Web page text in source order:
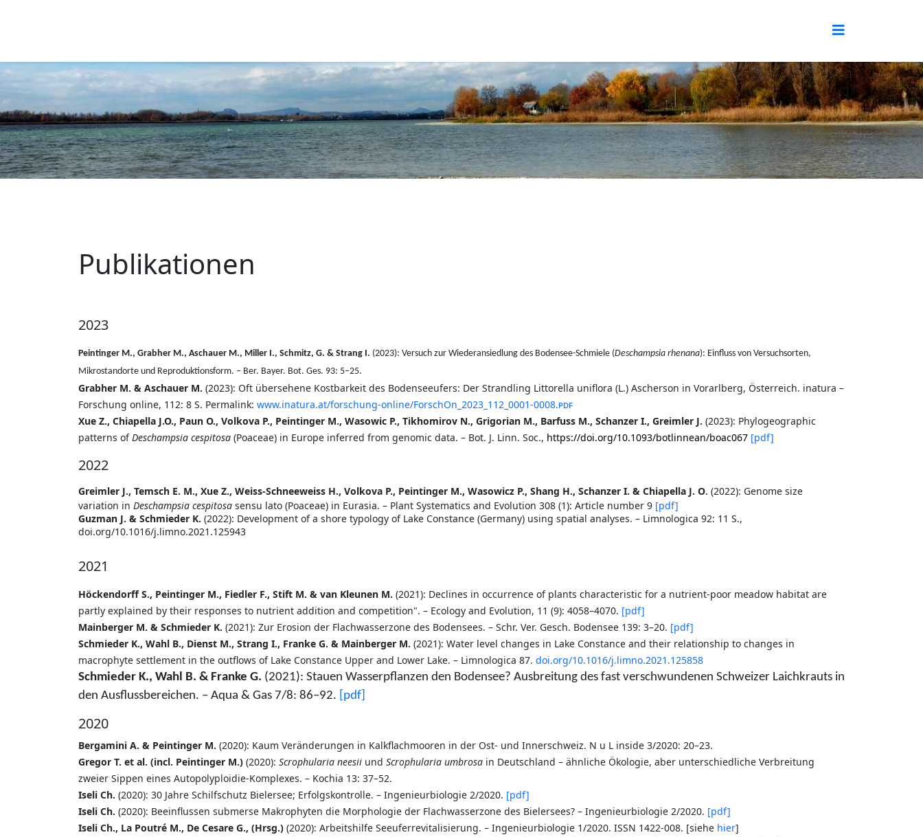
Publikationen
2023
Peintinger M., Grabher M., Aschauer M., Miller I., Schmitz, G. & Strang I. (2023): Versuch zur Wiederansiedlung des Bodensee-Schmiele (Deschampsia rhenana): Einfluss von Versuchsorten,
Mikrostandorte und Reproduktionsform. – Ber. Bayer. Bot. Ges. 93: 5–25.
Grabher M. & Aschauer M. (2023): Oft übersehene Kostbarkeit des Bodenseeufers: Der Strandling Littorella uniflora (L.) Ascherson in Vorarlberg, Österreich. inatura –
Forschung online, 112: 8 S. Permalink: www.inatura.at/forschung-online/ForschOn _2023_112_0001-0008.pdf
Xue Z., Chiapella J.O., Paun O., Volkova P., Peintinger M., Wasowic P., Tikhomirov N., Grigorian M., Barfuss M., Schanzer I., Greimler J. (2023): Phylogeographic
patterns ofDeschampsia cespitosa (Poaceae) in Europe inferred from genomic data. – Bot. J. Linn. Soc., https://doi.org/10.1093/botlinnean/boac067 [pdf]
2022
Greimler J., Temsch E. M., Xue Z., Weiss-Schneeweiss H., Volkova P., Peintinger M., Wasowicz P., Shang H., Schanzer I. & Chiapella J. O. (2022): Genome size
variation in Deschampsia cespitosa sensu lato (Poaceae) in Eurasia. – Plant Systematics and Evolution 308 (1): Article number 9 [pdf]
Guzman J. & Schmieder K. (2022): Development of a shore typology of Lake Constance (Germany) using spatial analyses. – Limnologica 92: 11 S.,
doi.org/10.1016/j.limno.2021.125943
2021
Höckendorff S., Peintinger M., Fiedler F., Stift M. & van Kleunen M. (2021): Declines in occurrence of plants characteristic for a nutrient-poor meadow habitat are
partly explained by their responses to nutrient addition and competition". – Ecology and Evolution, 11 (9): 4058–4070. [pdf]
Mainberger M. & Schmieder K. (2021): Zur Erosion der Flachwasserzone des Bodensees. – Schr. Ver. Gesch. Bodensee 139: 3–20. [pdf]
Schmieder K., Wahl B., Dienst M., Strang I., Franke G. & Mainberger M. (2021): Water level changes in Lake Constance and their relationship to changes in
macrophyte settlement in the outflows of Lake Constance Upper and Lower Lake. – Limnologica 87. doi.org/10.1016/j.limno.2021.125858
Schmieder K., Wahl B. & Franke G. (2021): Stauen Wasserpflanzen den Bodensee? Ausbreitung des fast verschwundenen Schweizer Laichkrauts in
den Ausflussbereichen. – Aqua & Gas 7/8: 86–92.
pdf
2020
Bergamini A. & Peintinger M. (2020): Kaum Veränderungen in Kalkflachmooren in der Ost- und Innerschweiz. N u L inside 3/2020: 20–23.
Gregor T. et al. (incl. Peintinger M.) (2020): Scrophularia neesii und Scrophularia umbrosa in Deutschland – ähnliche Ökologie, aber unterschiedliche Verbreitung
zweier Sippen eines Autopolyploidie-Komplexes. – Kochia 13: 37–52.
Iseli Ch. (2020): 30 Jahre Schilfschutz Bielersee; Erfolgskontrolle. – Ingenieurbiologie 2/2020. [pdf]
Iseli Ch. (2020): Beeinflussen submerse Makrophyten die Morphologie der Flachwasserzone des Bielersees? – Ingenieurbiologie 2/2020. [pdf]
Iseli Ch., La Poutré M., De Cesare G., (Hrsg.) (2020): Arbeitshilfe Seeuferrevitalisierung. – Ingenieurbiologie 1/2020. ISSN 1422-008. [siehe hier]